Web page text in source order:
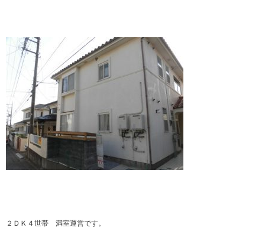
２ＤＫ４世帯 満室運営です。